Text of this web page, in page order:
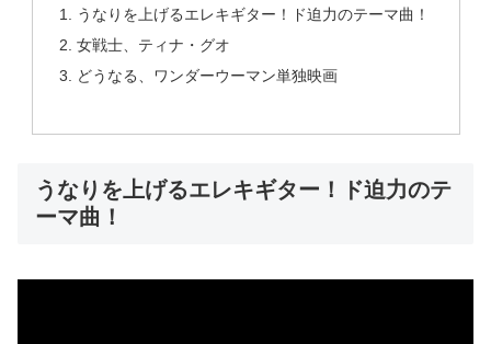
うなりを上げるエレキギター！ド迫力のテーマ曲！
女戦士、ティナ・グオ
どうなる、ワンダーウーマン単独映画
うなりを上げるエレキギター！ド迫力のテ
ーマ曲！